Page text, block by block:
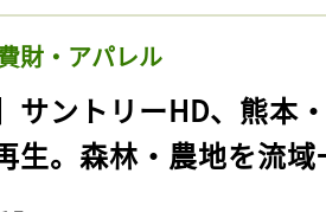
財・アパレル
サントリーHD、熊本
生。森林・農地を流